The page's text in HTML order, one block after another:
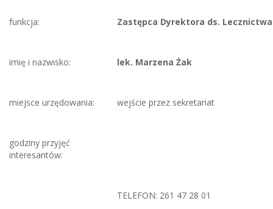
funkcja: Zastępca Dyrektora ds. Lecznictwa
imię i nazwisko: lek. Marzena Żak
miejsce urzędowania: wejście przez sekretariat
godziny przyjęć
interesantów:
TELEFON: 261 47 28 01